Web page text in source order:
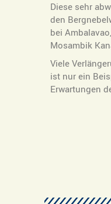
Diese sehr
den
bei
Mosambik
Viele
ist nur ein
Erwartungen